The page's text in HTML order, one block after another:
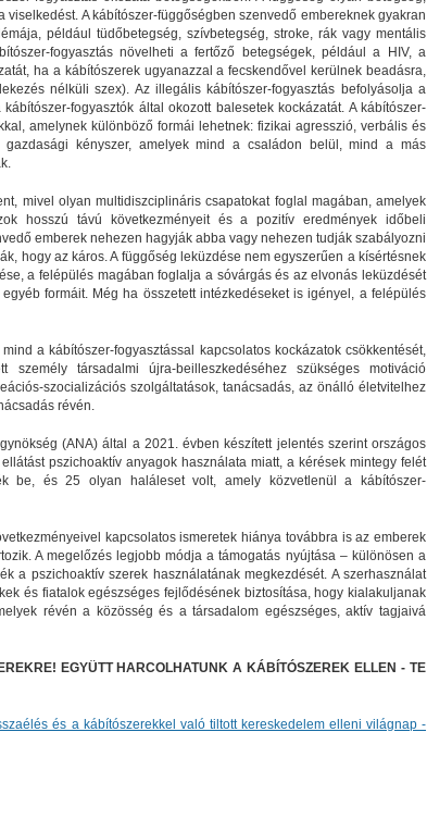
A kábítószer-függőségben szenvedő embereknek gyakran
például tüdőbetegség, szívbetegség, stroke, rák vagy mentális
fogyasztás növelheti a fertőző betegségek, például a HIV, a
ha a kábítószerek ugyanazzal a fecskendővel kerülnek beadásra,
nélküli szex). Az illegális kábítószer-fogyasztás befolyásolja a
fogyasztók által okozott balesetek kockázatát. A kábítószer-
amelynek különböző formái lehetnek: fizikai agresszió, verbális és
gazdasági kényszer, amelyek mind a családon belül, mind a más
mivel olyan multidiszciplináris csapatokat foglal magában, amelyek
hosszú távú következményeit és a pozitív eredmények időbeli
emberek nehezen hagyják abba vagy nehezen tudják szabályozni
hogy az káros. A függőség leküzdése nem egyszerűen a kísértésnek
a felépülés magában foglalja a sóvárgás és az elvonás leküzdését
formáit. Még ha összetett intézkedéseket is igényel, a felépülés
a kábítószer-fogyasztással kapcsolatos kockázatok csökkentését,
személy társadalmi újra-beilleszkedéséhez szükséges motiváció
szocializációs szolgáltatások, tanácsadás, az önálló életvitelhez
révén.
(ANA) által a 2021. évben készített jelentés szerint országos
pszichoaktív anyagok használata miatt, a kérések mintegy felét
be, és 25 olyan haláleset volt, amely közvetlenül a kábítószer-
kapcsolatos ismeretek hiánya továbbra is az emberek
A megelőzés legjobb módja a támogatás nyújtása – különösen a
a pszichoaktív szerek használatának megkezdését. A szerhasználat
és fiatalok egészséges fejlődésének biztosítása, hogy kialakuljanak
révén a közösség és a társadalom egészséges, aktív tagjaivá
EGYÜTT HARCOLHATUNK A KÁBÍTÓSZEREK ELLEN - TE
és a kábítószerekkel való tiltott kereskedelem elleni világnap -